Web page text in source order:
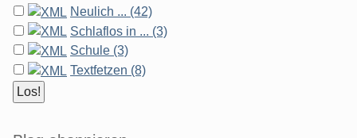
Neulich ... (42)
Schlaflos in ... (3)
Schule (3)
Textfetzen (8)